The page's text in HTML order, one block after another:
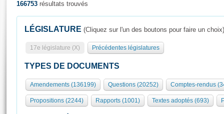
Présidence
577 députés
Groupes politiques
Séance publique
Commissions et autres organes
Europe et International
Rôle et pouvoirs de l'Assemblée
Organisation de l'Assemblée
Présidence Conférence des Présidents Bureau Collège des
Visiter l'Assemblée
Visite virtuelle du palais Bourbon
Assister à une séance
166753 résultats trouvés
LÉGISLATURE (Cliquez sur l'un des boutons pour faire un choix)
17e législature (X) Précédentes législatures
TYPES DE DOCUMENTS
Amendements (136199) Questions (20252) Comptes-rendus
Propositions (2244) Rapports (1001) Textes adoptés (693)